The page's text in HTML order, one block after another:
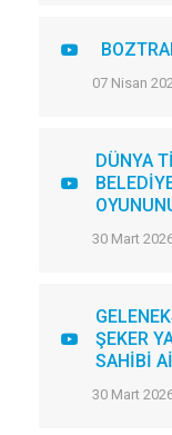
07 Nisan
DÜNYA
30 Mart
ŞEKER
SAHİBİ
30 Mart